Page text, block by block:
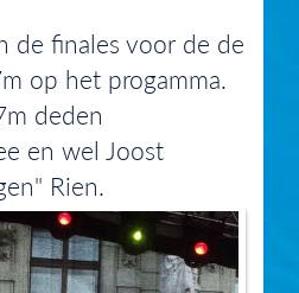
de finales voor de de
op het progamma.
deden
en wel Joost
Rien.